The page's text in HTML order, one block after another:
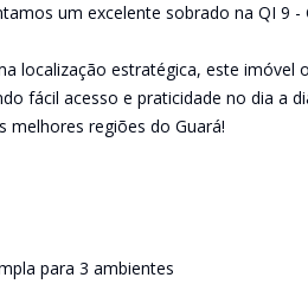
um excelente sobrado na QI 9 -
localização estratégica, este
fácil acesso e praticidade no dia a
melhores regiões do Guará!
para 3 ambientes